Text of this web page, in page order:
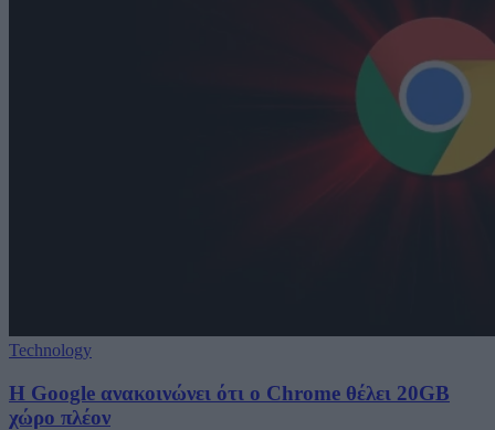
Technology
Η Google ανακοινώνει ότι ο Chrome θέλει 20GB
χώρο πλέον